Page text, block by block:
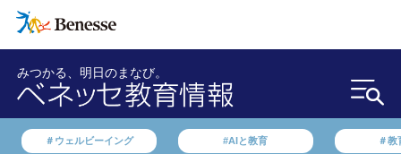
みつかる、明日のまなび。
＃ウェルビーイング #AIと教育 ＃教